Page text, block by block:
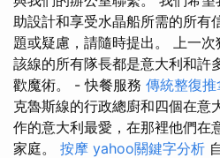
助設計和享受水晶船所需的所有
題或疑慮，請隨時提出。 上一次
該線的所有隊長都是意大利和許
歡魔術。 - 快餐服務 傳統整復推
克魯斯線的行政總廚和四個在意
作的意大利最愛，在那裡他們在
家庭。 按摩 yahoo關鍵字分析